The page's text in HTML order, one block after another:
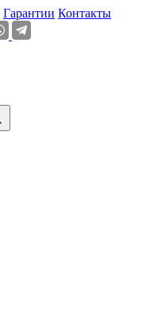
Гарантии Контакты